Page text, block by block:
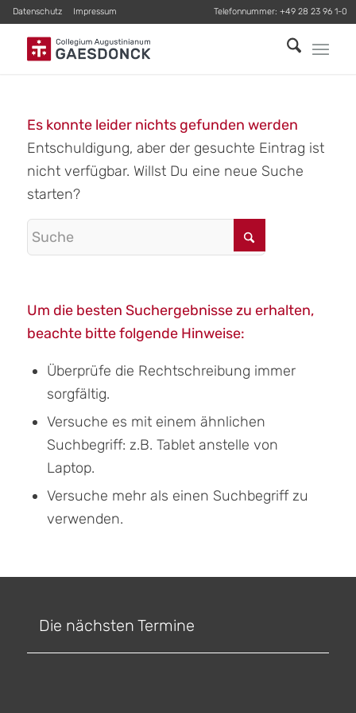
Datenschutz Impressum Telefonnummer: +49 28 23 96 1-0
Es konnte leider nichts gefunden werden
Entschuldigung, aber der gesuchte Eintrag ist
nicht verfügbar. Willst Du eine neue Suche
starten?
Um die besten Suchergebnisse zu erhalten,
beachte bitte folgende Hinweise:
Überprüfe die Rechtschreibung immer
sorgfältig.
Versuche es mit einem ähnlichen
Suchbegriff: z.B. Tablet anstelle von
Laptop.
Versuche mehr als einen Suchbegriff zu
verwenden.
Die nächsten Termine